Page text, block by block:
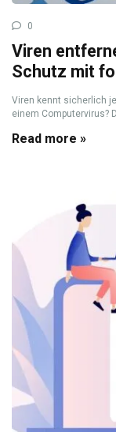
0
Viren
Schutz mit
Viren kennt sicherlich
einem Computervirus?
Read more »